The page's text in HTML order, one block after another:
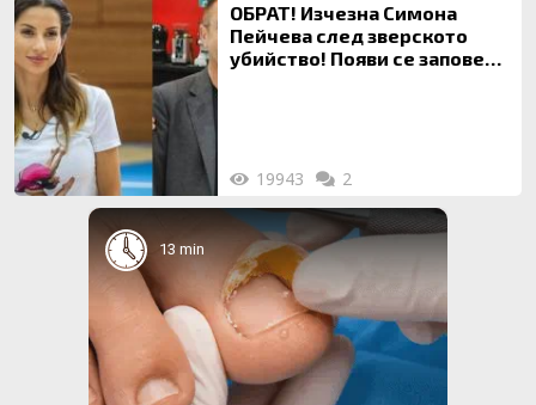
ОБРАТ! Изчезна Симона
Пейчева след зверското
убийство! Появи се заповед
19943 2
13 min